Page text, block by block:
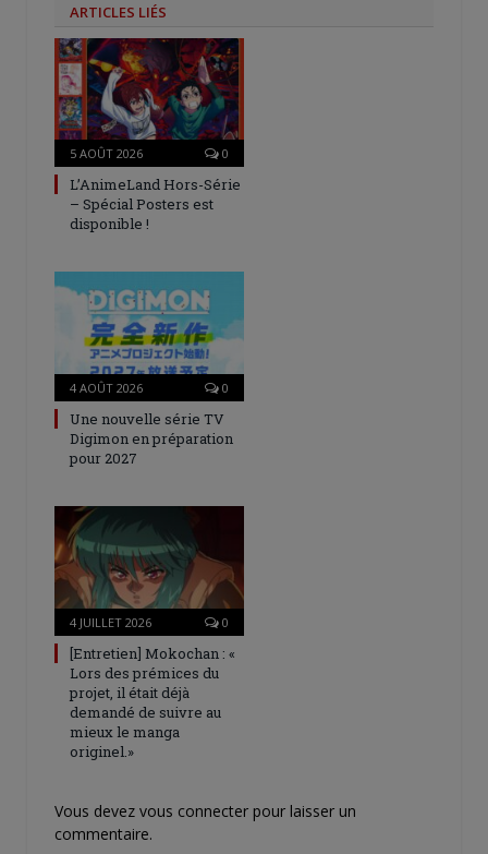
ARTICLES LIÉS
5 AOÛT 2026 0
L’AnimeLand Hors-Série
– Spécial Posters est
disponible !
4 AOÛT 2026 0
Une nouvelle série TV
Digimon en préparation
pour 2027
4 JUILLET 2026 0
[Entretien] Mokochan : «
Lors des prémices du
projet, il était déjà
demandé de suivre au
mieux le manga
originel.»
Vous devez vous connecter pour laisser un
commentaire.